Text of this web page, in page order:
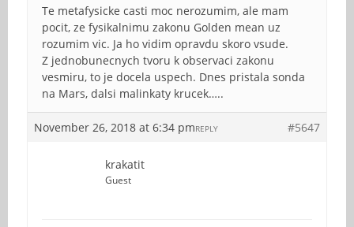
Te metafysicke casti moc nerozumim, ale mam
pocit, ze fysikalnimu zakonu Golden mean uz
rozumim vic. Ja ho vidim opravdu skoro vsude.
Z jednobunecnych tvoru k observaci zakonu
vesmiru, to je docela uspech. Dnes pristala sonda
na Mars, dalsi malinkaty krucek…..
November 26, 2018 at 6:34 pm #5647
REPLY
krakatit
Guest